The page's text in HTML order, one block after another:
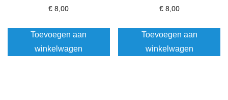
€ 8,00
Toevoegen aan
winkelwagen
€8,00
Toevoegen aan
winkelwagen